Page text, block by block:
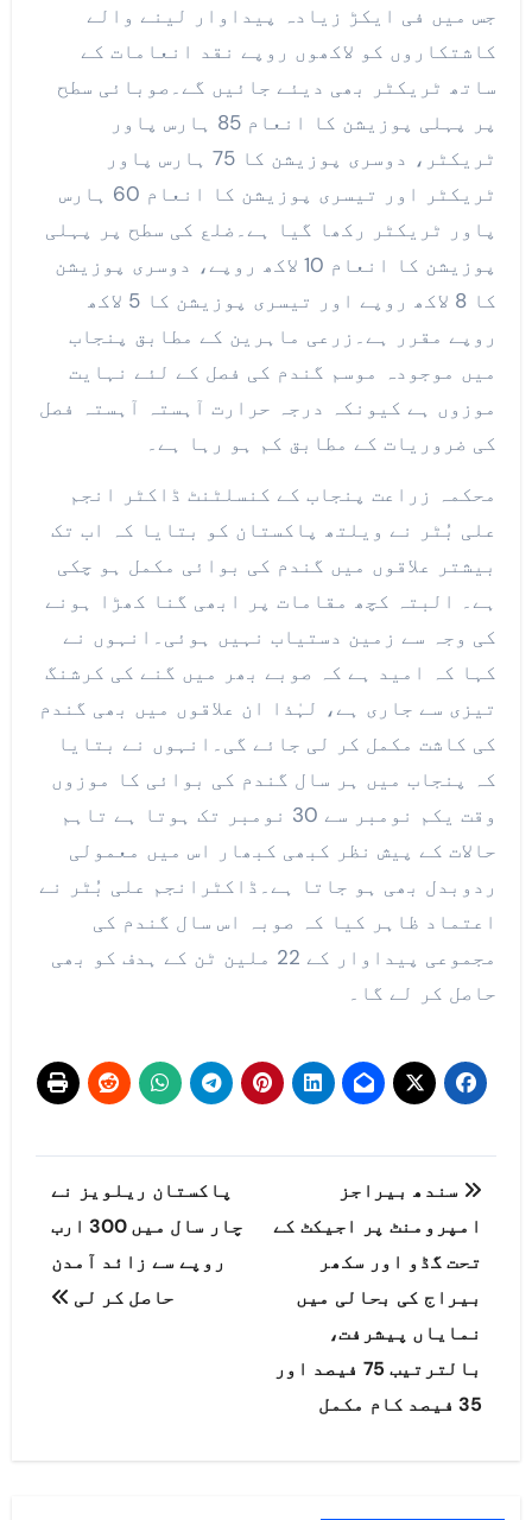
جس میں فی ایکڑ زیادہ پیداوار لینے والے
کاشتکاروں کو لاکھوں روپے نقد انعامات کے
ساتھ ٹریکٹر بھی دیئے جائیں گے۔صوبائی سطح
پر پہلی پوزیشن کا انعام 85 ہارس پاور
ٹریکٹر، دوسری پوزیشن کا 75 ہارس پاور
ٹریکٹر اور تیسری پوزیشن کا انعام 60 ہارس
پاور ٹریکٹر رکھا گیا ہے۔ضلع کی سطح پر پہلی
پوزیشن کا انعام 10 لاکھ روپے، دوسری پوزیشن
کا 8 لاکھ روپے اور تیسری پوزیشن کا 5 لاکھ
روپے مقرر ہے۔زرعی ماہرین کے مطابق پنجاب
میں موجودہ موسم گندم کی فصل کے لئے نہایت
موزوں ہے کیونکہ درجہ حرارت آہستہ آہستہ فصل
کی ضروریات کے مطابق کم ہو رہا ہے۔
محکمہ زراعت پنجاب کے کنسلٹنٹ ڈاکٹر انجم
علی بُٹر نے ویلتھ پاکستان کو بتایا کہ اب تک
بیشتر علاقوں میں گندم کی بوائی مکمل ہو چکی
ہے۔ البتہ کچھ مقامات پر ابھی گنا کھڑا ہونے
کی وجہ سے زمین دستیاب نہیں ہوئی۔انہوں نے
کہا کہ امید ہے کہ صوبے بھر میں گنے کی کرشنگ
تیزی سے جاری ہے، لہٰذا ان علاقوں میں بھی گندم
کی کاشت مکمل کر لی جائے گی۔انہوں نے بتایا
کہ پنجاب میں ہر سال گندم کی بوائی کا موزوں
وقت یکم نومبر سے 30 نومبر تک ہوتا ہے تاہم
حالات کے پیش نظر کبھی کبھار اس میں معمولی
ردوبدل بھی ہو جاتا ہے۔ڈاکٹرانجم علی بُٹر نے
اعتماد ظاہر کیا کہ صوبہ اس سال گندم کی
مجموعی پیداوار کے 22 ملین ٹن کے ہدف کو بھی
حاصل کر لے گا۔
پوسٹوں
کی
نیویگیشن
سندھ بیراجز
امپرومنٹ پر اجیکٹ کے
تحت گڈو اور سکھر
بیراج کی بحالی میں
نمایاں پیشرفت،
بالترتیب 75 فیصد اور
35 فیصد کام مکمل
پاکستان ریلویز نے
چار سال میں 300 ارب
روپے سے زائد آمدن
حاصل کر لی